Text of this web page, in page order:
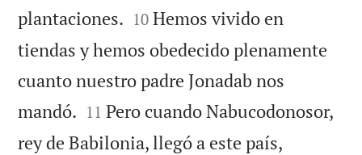
plantaciones. 

10 Hemos vivido en
tiendas y hemos obedecido plenamente
cuanto nuestro padre Jonadab nos
mandó. 

11 Pero cuando Nabucodonosor,
rey de Babilonia, llegó a este país,